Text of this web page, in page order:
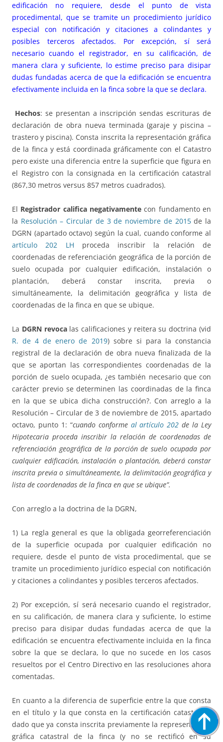
edificación no requiere, desde el punto de vista
procedimental, que se tramite un procedimiento jurídico
especial con notificación y citaciones a colindantes y
posibles terceros afectados. Por excepción, sí será
necesario cuando el registrador, en su calificación, de
manera clara y suficiente, lo estime preciso para disipar
dudas fundadas acerca de que la edificación se encuentra
efectivamente incluida en la finca sobre la que se declara.
Hechos: se presentan a inscripción sendas escrituras de
declaración de obra nueva terminada (garaje y piscina –
trastero y piscina). Consta inscrita la representación gráfica
de la finca y está coordinada gráficamente con el Catastro
pero existe una diferencia entre la superficie que figura en
el Registro con la consignada en la certificación catastral
(867,30 metros versus 857 metros cuadrados).
El Registrador califica negativamente con fundamento en
la Resolución – Circular de 3 de noviembre de 2015de la
DGRN (apartado octavo) según la cual, cuando conforme al
artículo 202 LH proceda inscribir la relación de
coordenadas de referenciación geográfica de la porción de
suelo ocupada por cualquier edificación, instalación o
plantación, deberá constar inscrita, previa o
simultáneamente, la delimitación geográfica y lista de
coordenadas de la finca en que se ubique.
La DGRN revocalas calificaciones y reitera su doctrina (vid
R. de 4 de enero de 2019) sobre si para la constancia
registral de la declaración de obra nueva finalizada de la
que se aportan las correspondientes coordenadas de la
porción de suelo ocupada, ¿es también necesario que con
carácter previo se determinen las coordinadas de la finca
en la que se ubica dicha construcción?. Con arreglo a la
Resolución – Circular de 3 de noviembre de 2015, apartado
octavo, punto 1: “cuando conforme al artículo 202 de la Ley
Hipotecaria proceda inscribir la relación de coordenadas de
referenciación geográfica de la porción de suelo ocupada por
cualquier edificación, instalación o plantación, deberá constar
inscrita previa o simultáneamente, la delimitación geográfica y
lista de coordenadas de la finca en que se ubique”.
Con arreglo a la doctrina de la DGRN,
1) La regla general es que la obligada georreferenciación
de la superficie ocupada por cualquier edificación no
requiere, desde el punto de vista procedimental, que se
tramite un procedimiento jurídico especial con notificación
y citaciones a colindantes y posibles terceros afectados.
2) Por excepción, sí será necesario cuando el registrador,
en su calificación, de manera clara y suficiente, lo estime
preciso para disipar dudas fundadas acerca de que la
edificación se encuentra efectivamente incluida en la finca
sobre la que se declara, lo que no sucede en los casos
resueltos por el Centro Directivo en las resoluciones ahora
comentadas.
En cuanto a la diferencia de superficie entre la que consta
en el título y la que consta en la certificación catastral, y
dado que ya consta inscrita previamente la representación
gráfica catastral de la finca (y no se rectificó en su